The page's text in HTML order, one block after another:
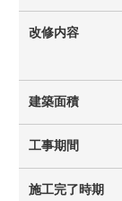
改修内容
建築面積
工事期間
施工完了時期